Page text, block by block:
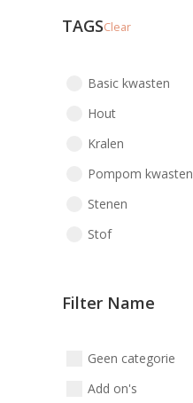
TAGSClear
Basic kwasten
Hout
Kralen
Pompom kwasten
Stenen
Stof
Filter Name
Geen categorie
Add on's